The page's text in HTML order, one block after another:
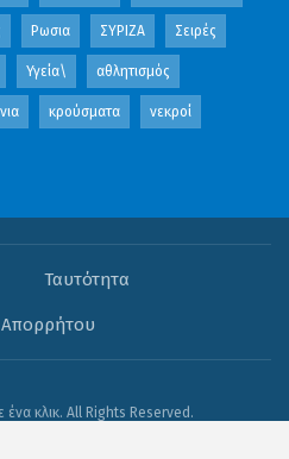
Ρωσια ΣΥΡΙΖΑ Σειρές
Υγεία\ αθλητισμός
κρούσματα νεκροί
Ταυτότητα
Απορρήτου
κλικ. All Rights Reserved.